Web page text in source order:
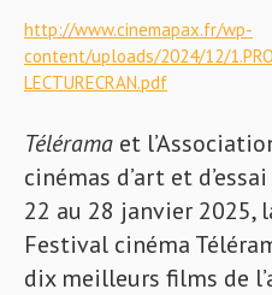
http://www.cinemapax.fr/wp-
content/uploads/2024/12/
LECTURECRAN.pdf
Télérama et
cinémas d’art et
22 au 28 janvier 2025,
Festival cinéma
dix meilleurs films de